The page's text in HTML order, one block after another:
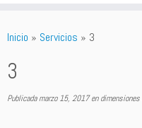
Inicio » Servicios » 3
3
Publicadamarzo 15, 2017en dimensiones